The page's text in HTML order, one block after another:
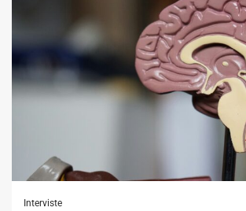
Interviste